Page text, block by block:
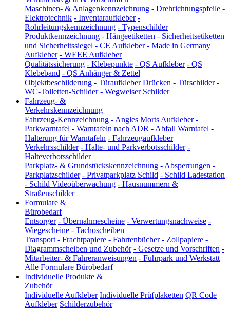
Maschinen- & Anlagenkennzeichnung - Drehrichtungspfeile -
Elektrotechnik - Inventaraufkleber -
Rohrleitungskennzeichnung - Typenschilder
Produktkennzeichnung - Hängeetiketten - Sicherheitsetiketten
und Sicherheitssiegel - CE Aufkleber - Made in Germany
Aufkleber - WEEE Aufkleber
Qualitätssicherung - Klebepunkte - QS Aufkleber - QS
Klebeband - QS Anhänger & Zettel
Objektbeschilderung - Türaufkleber Drücken - Türschilder -
WC-Toiletten-Schilder - Wegweiser Schilder
Fahrzeug- &
Verkehrskennzeichnung
Fahrzeug-Kennzeichnung - Angles Morts Aufkleber -
Parkwarntafel - Warntafeln nach ADR - Abfall Warntafel -
Halterung für Warntafeln - Fahrzeugaufkleber
Verkehrsschilder - Halte- und Parkverbotsschilder -
Halteverbotsschilder
Parkplatz- & Grundstückskennzeichnung - Absperrungen -
Parkplatzschilder - Privatparkplatz Schild - Schild Ladestation
- Schild Videoüberwachung - Hausnummern &
Straßenschilder
Formulare &
Bürobedarf
Entsorger - Übernahmescheine - Verwertungsnachweise -
Wiegescheine - Tachoscheiben
Transport - Frachtpapiere - Fahrtenbücher - Zollpapiere -
Diagrammscheiben und Zubehör - Gesetze und Vorschriften -
Mitarbeiter- & Fahreranweisungen - Fuhrpark und Werkstatt
Alle Formulare Bürobedarf
Individuelle Produkte &
Zubehör
Individuelle Aufkleber Individuelle Prüfplaketten QR Code
Aufkleber Schilderzubehör